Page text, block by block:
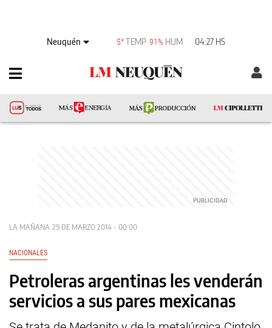
Neuquén 5°TEMP 91% HUM 04:27 HS
LA MAÑANA 29 DE MARZO 2014 - 00:00
NACIONALES
Petroleras argentinas les venderán
servicios a sus pares mexicanas